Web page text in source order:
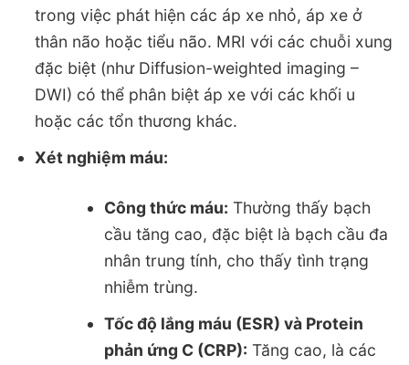
trong việc phát hiện các áp xe nhỏ, áp xe ở
thân não hoặc tiểu não. MRI với các chuỗi xung
đặc biệt (như Diffusion-weighted imaging –
DWI) có thể phân biệt áp xe với các khối u
hoặc các tổn thương khác.
Xét nghiệm máu:
Công thức máu: Thường thấy bạch
cầu tăng cao, đặc biệt là bạch cầu đa
nhân trung tính, cho thấy tình trạng
nhiễm trùng.
Tốc độ lắng máu (ESR) và Protein
phản ứng C (CRP): Tăng cao, là các